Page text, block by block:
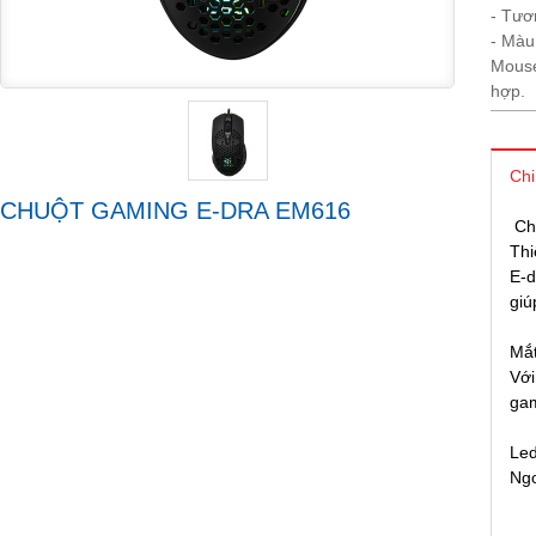
CHUỘT GAMING E-DRA EM616
-
-
hợp.
E-